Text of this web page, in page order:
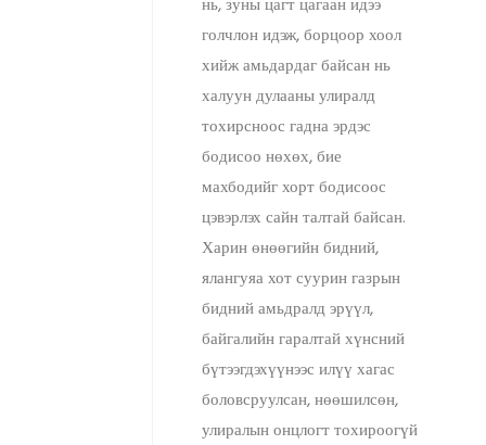
нь, зуны цагт цагаан идээ
голчлон идэж, борцоор хоол
хийж амьдардаг байсан нь
халуун дулааны улиралд
тохирсноос гадна эрдэс
бодисоо нөхөх, бие
махбодийг хорт бодисоос
цэвэрлэх сайн талтай байсан.
Харин өнөөгийн бидний,
ялангуяа хот суурин газрын
бидний амьдралд эрүүл,
байгалийн гаралтай хүнсний
бүтээгдэхүүнээс илүү хагас
боловсруулсан, нөөшилсөн,
улиралын онцлогт тохироогүй